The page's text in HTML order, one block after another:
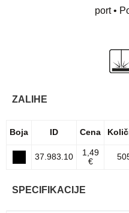
port •
ZALIHE
Boja ID Cena
37.983.10
1,49
€
SPECIFIKACIJE